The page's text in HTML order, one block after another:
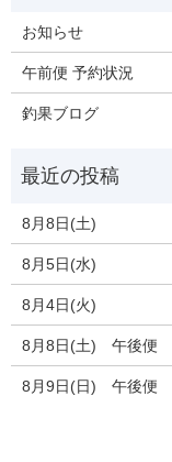
お知らせ
午前便 予約状況
釣果ブログ
8月8日(土)
8月5日(水)
8月4日(火)
8月8日(土) 午後便
8月9日(日) 午後便